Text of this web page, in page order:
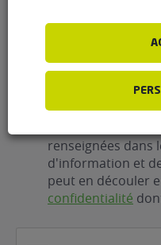
(Nécessaire)
RGPDJ'accepte que
renseignées dans
d'information et
peut en découler
confidentialité